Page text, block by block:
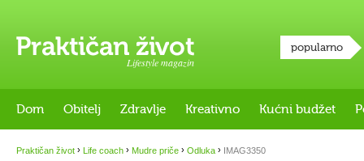
Lifestyle magazin
popularno
Dom Obitelj Zdravlje Kreativno Kućni budžet
Praktičan život › Life coach › Mudre priče › Odluka › IMAG3350